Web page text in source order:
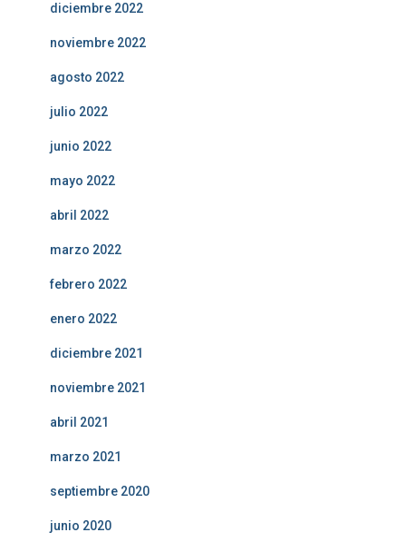
diciembre 2022
noviembre 2022
agosto 2022
julio 2022
junio 2022
mayo 2022
abril 2022
marzo 2022
febrero 2022
enero 2022
diciembre 2021
noviembre 2021
abril 2021
marzo 2021
septiembre 2020
junio 2020